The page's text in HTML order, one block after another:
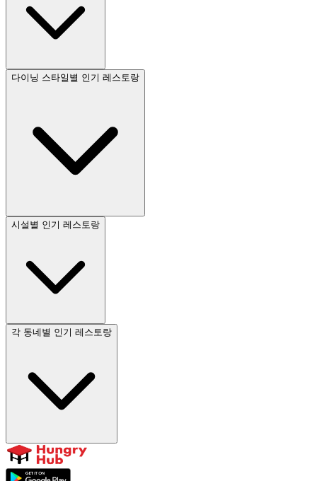
다이닝 스타일별 인기 레스토랑
시설별 인기 레스토랑
각 동네별 인기 레스토랑